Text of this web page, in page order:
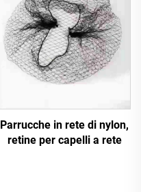
Parrucche in rete di nylon,
retine per capelli a rete